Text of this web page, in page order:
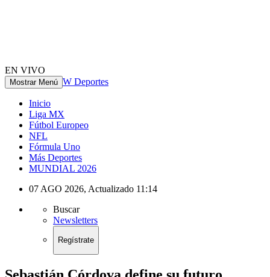
EN VIVO
Mostrar Menú W Deportes
Inicio
Liga MX
Fútbol Europeo
NFL
Fórmula Uno
Más Deportes
MUNDIAL 2026
07 AGO 2026, Actualizado 11:14
Buscar
Newsletters
Regístrate